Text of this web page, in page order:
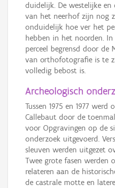
duidelijk. De westelijke en
van het neerhof zijn nog
onduidelijk hoe ver het
hebben in het noorden.
perceel begrensd door de
van orthofotografie is te
volledig bebost is.
Archeologisch
Tussen 1975 en 1977
Callebaut door de
voor Opgravingen op de
onderzoek uitgevoerd.
sleuven werden uitgezet
Twee grote fasen werden
relateren aan de
de castrale motte en